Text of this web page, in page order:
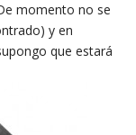
momento no se
y en
que estará